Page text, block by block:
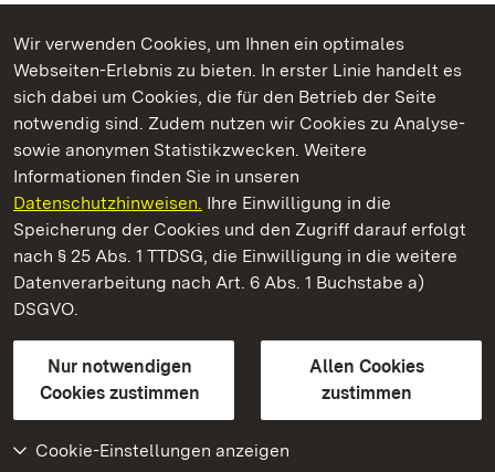
Wir verwenden Cookies, um Ihnen ein optimales
Webseiten-Erlebnis zu bieten. In erster Linie handelt es
sich dabei um Cookies, die für den Betrieb der Seite
notwendig sind. Zudem nutzen wir Cookies zu Analyse-
sowie anonymen Statistikzwecken. Weitere
Informationen finden Sie in unseren
Datenschutzhinweisen. Ihre Einwilligung in die
Speicherung der Cookies und den Zugriff darauf erfolgt
nach § 25 Abs. 1 TTDSG, die Einwilligung in die weitere
Datenverarbeitung nach Art. 6 Abs. 1 Buchstabe a)
DSGVO.
Nur notwendigen
Cookies zustimmen
Allen Cookies
zustimmen
Cookie-Einstellungen anzeigen
Kommen. Staunen. Genießen.
Neues Schloss Tettnang
Staatliche Schlösser und Gärten Baden-Württemberg
Kontakt
GebärdenspracheLeichte Sprache
Erklärung zur Barrierefreiheit
BITV-konform (geprüfte Seiten)
Weiteres